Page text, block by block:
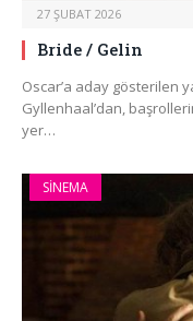
27 ŞUBAT 2026
Bride / Gelin
Oscar’a aday gösterilen
Gyllenhaal’dan,
yer…
SINEMA